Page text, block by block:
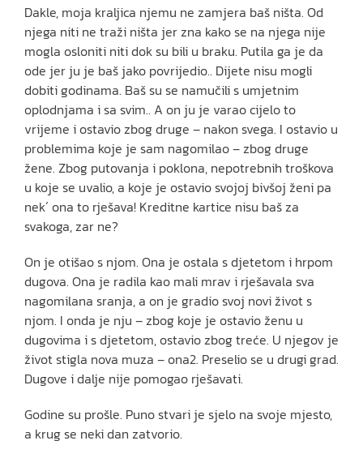
Dakle, moja kraljica njemu ne zamjera baš ništa. Od
njega niti ne traži ništa jer zna kako se na njega nije
mogla osloniti niti dok su bili u braku. Putila ga je da
ode jer ju je baš jako povrijedio.. Dijete nisu mogli
dobiti godinama. Baš su se namučili s umjetnim
oplodnjama i sa svim.. A on ju je varao cijelo to
vrijeme i ostavio zbog druge – nakon svega. I ostavio u
problemima koje je sam nagomilao – zbog druge
žene. Zbog putovanja i poklona, nepotrebnih troškova
u koje se uvalio, a koje je ostavio svojoj bivšoj ženi pa
nek´ ona to rješava! Kreditne kartice nisu baš za
svakoga, zar ne?
On je otišao s njom. Ona je ostala s djetetom i hrpom
dugova. Ona je radila kao mali mrav i rješavala sva
nagomilana sranja, a on je gradio svoj novi život s
njom. I onda je nju – zbog koje je ostavio ženu u
dugovima i s djetetom, ostavio zbog treće. U njegov je
život stigla nova muza – ona2. Preselio se u drugi grad.
Dugove i dalje nije pomogao rješavati.
Godine su prošle. Puno stvari je sjelo na svoje mjesto,
a krug se neki dan zatvorio.